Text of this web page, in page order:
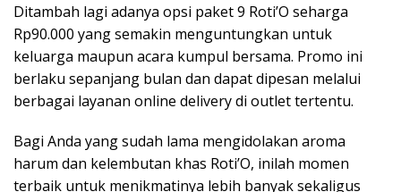
Ditambah lagi adanya opsi paket 9 Roti’O seharga
Rp90.000 yang semakin menguntungkan untuk
keluarga maupun acara kumpul bersama. Promo ini
berlaku sepanjang bulan dan dapat dipesan melalui
berbagai layanan online delivery di outlet tertentu.
Bagi Anda yang sudah lama mengidolakan aroma
harum dan kelembutan khas Roti’O, inilah momen
terbaik untuk menikmatinya lebih banyak sekaligus